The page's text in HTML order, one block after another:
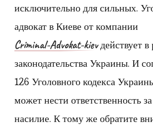
исключительно для сильных.
адвокат в Киеве от компании
Criminal-Advokat-kievдействует в
законодательства Украины. И
126 Уголовного кодекса
может нести ответственность
насилие. К тому же обратите